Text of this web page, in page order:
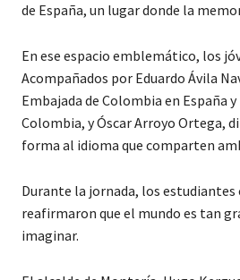
de España, un lugar donde la
En ese espacio emblemático, los
Acompañados por Eduardo Ávila
Embajada de Colombia en España
Colombia, y Óscar Arroyo Ortega,
forma al idioma que comparten
Durante la jornada, los
reafirmaron que el mundo es tan
imaginar.